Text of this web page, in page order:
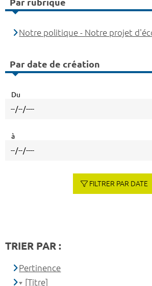
Notre politique - Notre projet
Par date de création
Du
à
FILTRER PAR DATE
TRIER PAR :
Pertinence
[Titre]